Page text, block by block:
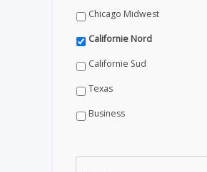
Chicago Midwest
Californie Nord
Californie Sud
Texas
Business